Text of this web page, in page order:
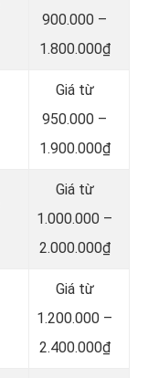
900.000 –
1.800.000₫
Giá từ
950.000 –
1.900.000₫
Giá từ
1.000.000 –
2.000.000₫
Giá từ
1.200.000 –
2.400.000₫